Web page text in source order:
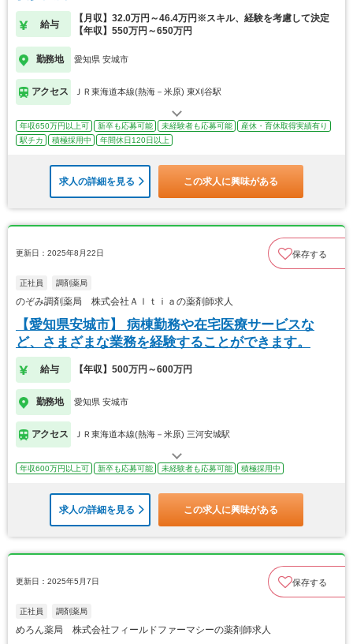
給与
【月収】32.0万円～46.4万円※スキル、経験を考慮して決定
【年収】550万円～650万円
勤務地 愛知県 安城市
アクセス ＪＲ東海道本線(熱海－米原) 東刈谷駅
年収650万円以上可 新卒も応募可能 未経験者も応募可能
産休・育休取得実績有り
駅チカ
積極採用中 年間休日120日以上
求人の詳細を見る この求人に興味がある
更新日：2025年8月22日 保存する
正社員 調剤薬局
のぞみ調剤薬局 株式会社Ａｌｔｉａの薬剤師求人
【愛知県安城市】 病棟勤務や在宅医療サービスな
ど、さまざまな業務を経験することができます。
給与 【年収】500万円～600万円
勤務地 愛知県 安城市
アクセス ＪＲ東海道本線(熱海－米原) 三河安城駅
年収600万円以上可 新卒も応募可能 未経験者も応募可能 積極採用中
求人の詳細を見る この求人に興味がある
更新日：2025年5月7日 保存する
正社員 調剤薬局
めろん薬局 株式会社フィールドファーマシーの薬剤師求人